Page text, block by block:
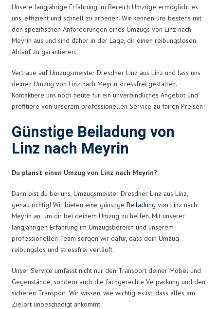
Unsere langjährige Erfahrung im Bereich Umzüge ermöglicht es
uns, effizient und schnell zu arbeiten. Wir kennen uns bestens mit
den spezifischen Anforderungen eines Umzugs von Linz nach
Meyrin aus und sind daher in der Lage, dir einen reibungslosen
Ablauf zu garantieren.
Vertraue auf Umzugsmeister Dresdner Linz aus Linz und lass uns
deinen Umzug von Linz nach Meyrin stressfrei gestalten.
Kontaktiere uns noch heute für ein unverbindliches Angebot und
profitiere von unserem professionellen Service zu fairen Preisen!
Günstige Beiladung von
Linz nach Meyrin
Du planst einen Umzug von Linz nach Meyrin?
Dann bist du bei uns, Umzugsmeister Dresdner Linz aus Linz,
genau richtig! Wir bieten eine günstige Beiladung von Linz nach
Meyrin an, um dir bei deinem Umzug zu helfen. Mit unserer
langjährigen Erfahrung im Umzugsbereich und unserem
professionellen Team sorgen wir dafür, dass dein Umzug
reibungslos und stressfrei verläuft.
Unser Service umfasst nicht nur den Transport deiner Möbel und
Gegenstände, sondern auch die fachgerechte Verpackung und den
sicheren Transport. Wir wissen, wie wichtig es ist, dass alles am
Zielort unbeschädigt ankommt.